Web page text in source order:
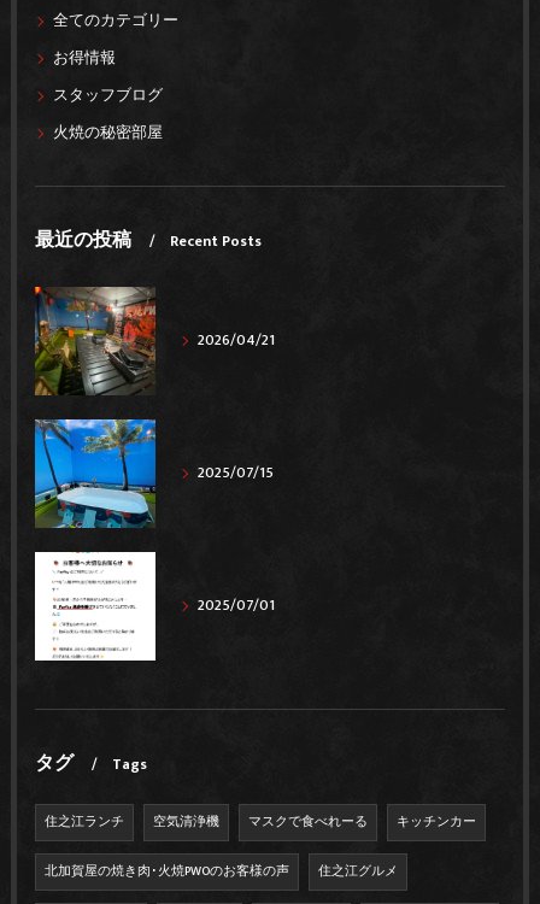
全てのカテゴリー
お得情報
スタッフブログ
火焼の秘密部屋
最近の投稿 Recent Posts
2026/04/21
2025/07/15
2025/07/01
タグ Tags
住之江ランチ 空気清浄機 マスクで食べれーる キッチンカー
北加賀屋の焼き肉･火焼PWOのお客様の声 住之江グルメ